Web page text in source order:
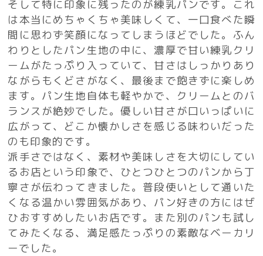
そして特に印象に残ったのが練乳パンです。これ
は本当にめちゃくちゃ美味しくて、一口食べた瞬
間に思わず笑顔になってしまうほどでした。ふん
わりとしたパン生地の中に、濃厚で甘い練乳クリ
ームがたっぷり入っていて、甘さはしっかりあり
ながらもくどさがなく、最後まで飽きずに楽しめ
ます。パン生地自体も軽やかで、クリームとのバ
ランスが絶妙でした。優しい甘さが口いっぱいに
広がって、どこか懐かしさを感じる味わいだった
のも印象的です。
派手さではなく、素材や美味しさを大切にしてい
るお店という印象で、ひとつひとつのパンから丁
寧さが伝わってきました。普段使いとして通いた
くなる温かい雰囲気があり、パン好きの方にはぜ
ひおすすめしたいお店です。また別のパンも試し
てみたくなる、満足感たっぷりの素敵なベーカリ
ーでした。